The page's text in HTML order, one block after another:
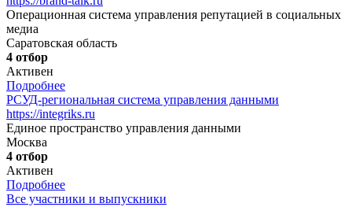
Операционная система управления репутацией в социальных
медиа
Саратовская область
4 отбор
Активен
Подробнее
РСУД-региональная система управления данными
https://integriks.ru
Единое пространство управления данными
Москва
4 отбор
Активен
Подробнее
Все участники и выпускники